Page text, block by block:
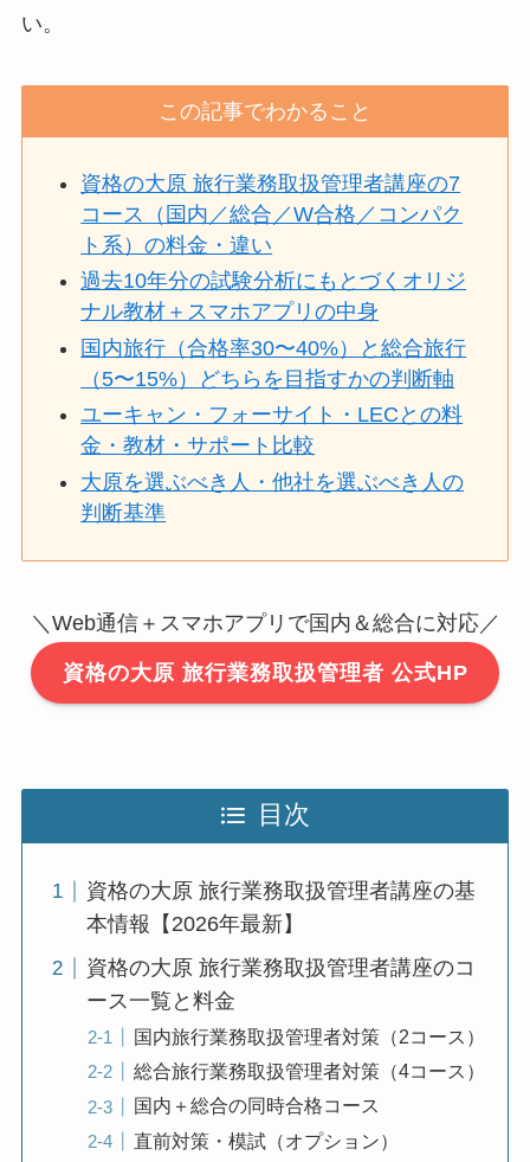
い。
この記事でわかること
資格の大原 旅行業務取扱管理者講座の7
コース（国内／総合／W合格／コンパク
ト系）の料金・違い
過去10年分の試験分析にもとづくオリジ
ナル教材＋スマホアプリの中身
国内旅行（合格率30〜40%）と総合旅行
（5〜15%）どちらを目指すかの判断軸
ユーキャン・フォーサイト・LECとの料
金・教材・サポート比較
大原を選ぶべき人・他社を選ぶべき人の
判断基準
＼Web通信＋スマホアプリで国内＆総合に対応／
資格の大原 旅行業務取扱管理者 公式HP
目次
資格の大原 旅行業務取扱管理者講座の基
本情報【2026年最新】
資格の大原 旅行業務取扱管理者講座のコ
ース一覧と料金
国内旅行業務取扱管理者対策（2コース）
総合旅行業務取扱管理者対策（4コース）
国内＋総合の同時合格コース
直前対策・模試（オプション）